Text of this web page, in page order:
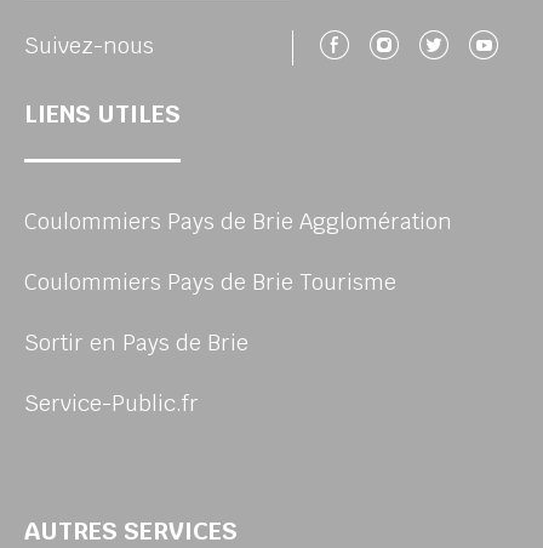
Suivez-nous Suivez-nous
Suivez-
LIENS UTILES
Coulommiers Pays de Brie Agglomération
Coulommiers Pays de Brie Tourisme
Sortir en Pays de Brie
Service-Public.fr
AUTRES SERVICES